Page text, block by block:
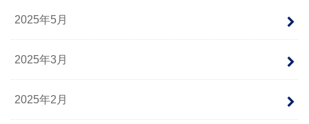
2025年5月
2025年3月
2025年2月